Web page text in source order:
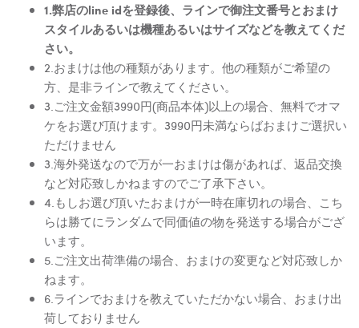
1.弊店のline idを登録後、ラインで御注文番号とおまけ
スタイルあるいは機種あるいはサイズなどを教えてくだ
さい。
2.おまけは他の種類があります。他の種類がご希望の
方、是非ラインで教えてください。
3.ご注文金額3990円(商品本体)以上の場合、無料でオマ
ケをお選び頂けます。3990円未満ならばおまけご選択い
ただけません
3.海外発送なので万が一おまけは傷があれば、返品交換
など対応致しかねますのでご了承下さい。
4.もしお選び頂いたおまけが一時在庫切れの場合、こち
らは勝てにランダムで同価値の物を発送する場合がござ
います。
5.ご注文出荷準備の場合、おまけの変更など対応致しか
ねます。
6.ラインでおまけを教えていただかない場合、おまけ出
荷しておりません